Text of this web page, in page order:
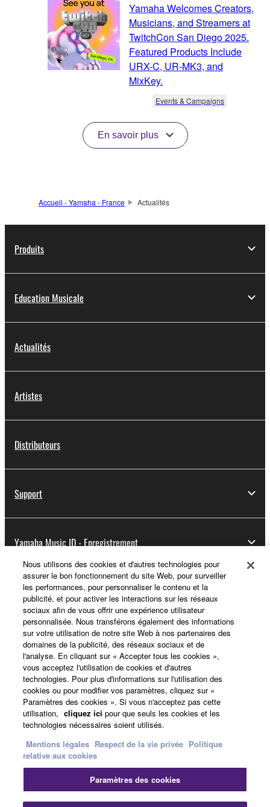
Yamaha Welcomes Creators,
Musicians, and Streamers at
TwitchCon San Diego 2025.
Featured Products Include
URX-C, UR-MK3, and
MixKey.
Events & Campaigns
En savoir plus
Accueil - Yamaha - France Actualités
Produits
Education Musicale
Actualités
Artistes
Distributeurs
Support
Yamaha Music ID - Enregistrement
A propos de Yamaha
France - French
Professionnel
Nous contacter Conditions d'utilisation
Respect de la vie privéePolitique relative aux cookies
Mentions légales
Nous utilisons des cookies et d'autres technologies pour
assurer le bon fonctionnement du site Web, pour surveiller
les performances, pour personnaliser le contenu et la
publicité, et pour activer les interactions sur les réseaux
sociaux afin de vous offrir une expérience utilisateur
personnalisée. Nous transférons également des informations
sur votre utilisation de notre site Web à nos partenaires des
domaines de la publicité, des réseaux sociaux et de
l'analyse. En cliquant sur « Accepter tous les cookies »,
vous acceptez l'utilisation de cookies et d'autres
technologies. Pour plus d'informations sur l'utilisation des
cookies ou pour modifier vos paramètres, cliquez sur «
Paramètres des cookies ». Si vous n'acceptez pas cette
utilisation, cliquez ici pour que seuls les cookies et les
technologies nécessaires soient utilisés.
Mentions légales Respect de la vie privée Politique
relative aux cookies
Paramètres des cookies